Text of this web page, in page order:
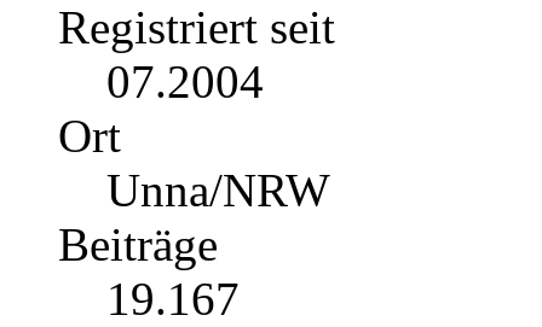
Registriert seit
07.2004
Ort
Unna/NRW
Beiträge
19.167